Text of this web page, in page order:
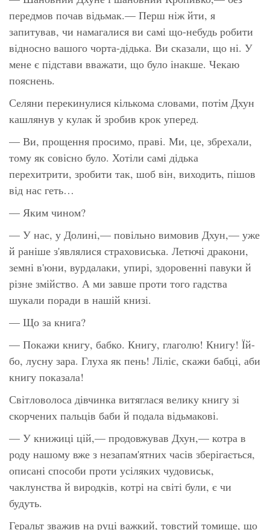
передмов почав відьмак.— Перш ніж йти, я
запитував, чи намагалися ви самі що-небудь робити
відносно вашого чорта-дідька. Ви сказали, що ні. У
мене є підстави вважати, що було інакше. Чекаю
пояснень.
Селяни перекинулися кількома словами, потім Дхун
кашлянув у кулак й зробив крок уперед.
— Ви, прощення просимо, праві. Ми, це, збрехали,
тому як совісно було. Хотіли самі дідька
перехитрити, зробити так, шоб він, виходить, пішов
від нас геть…
— Яким чином?
— У нас, у Долині,— повільно вимовив Дхун,— уже
й раніше з'являлися страховиська. Летючі дракони,
земні в'юни, вурдалаки, упирі, здоровенні павуки й
різне змійство. А ми завше проти того гадства
шукали поради в нашій книзі.
— Що за книга?
— Покажи книгу, бабко. Книгу, глаголю! Книгу! Їй-
бо, лусну зара. Глуха як пень! Ліліє, скажи бабці, аби
книгу показала!
Світловолоса дівчинка витяглася велику книгу зі
скорчених пальців баби й подала відьмакові.
— У книжиці цій,— продовжував Дхун,— котра в
роду нашому вже з незапам'ятних часів зберігається,
описані способи проти усіляких чудовиськ,
чаклунства й виродків, котрі на світі були, є чи
будуть.
Геральт зважив на руці важкий, товстий томище, що